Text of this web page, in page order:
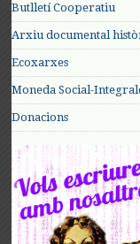
Butlletí Cooperatiu
Arxiu documental
Ecoxarxes
Moneda Social-
Donacions